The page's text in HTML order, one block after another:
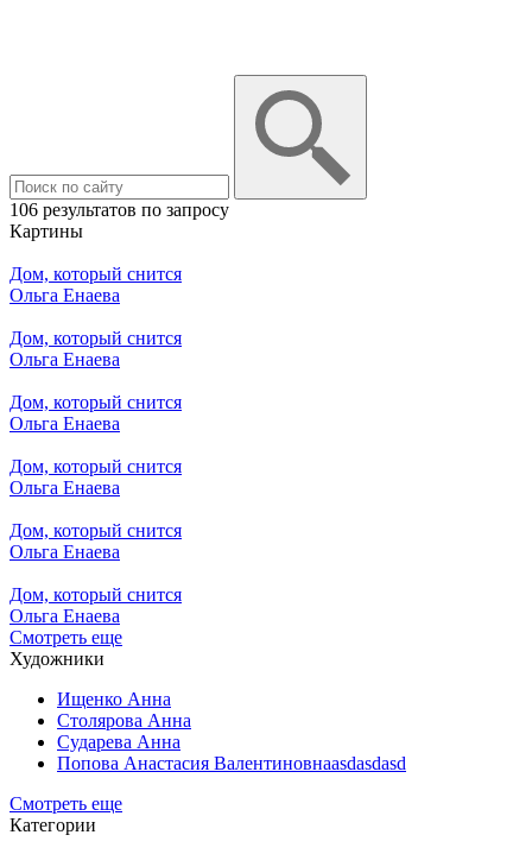
106 результатов по запросу
Картины
Дом, который снится
Ольга Енаева
Дом, который снится
Ольга Енаева
Дом, который снится
Ольга Енаева
Дом, который снится
Ольга Енаева
Дом, который снится
Ольга Енаева
Дом, который снится
Ольга Енаева
Смотреть еще
Художники
Ищенко Анна
Столярова Анна
Сударева Анна
Попова Анастасия Валентиновнаasdasdasd
Смотреть еще
Категории